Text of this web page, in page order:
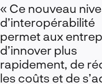
« Ce nouveau
d’interopérabilité
permet aux
d’innover plus
rapidement, de
les coûts et de